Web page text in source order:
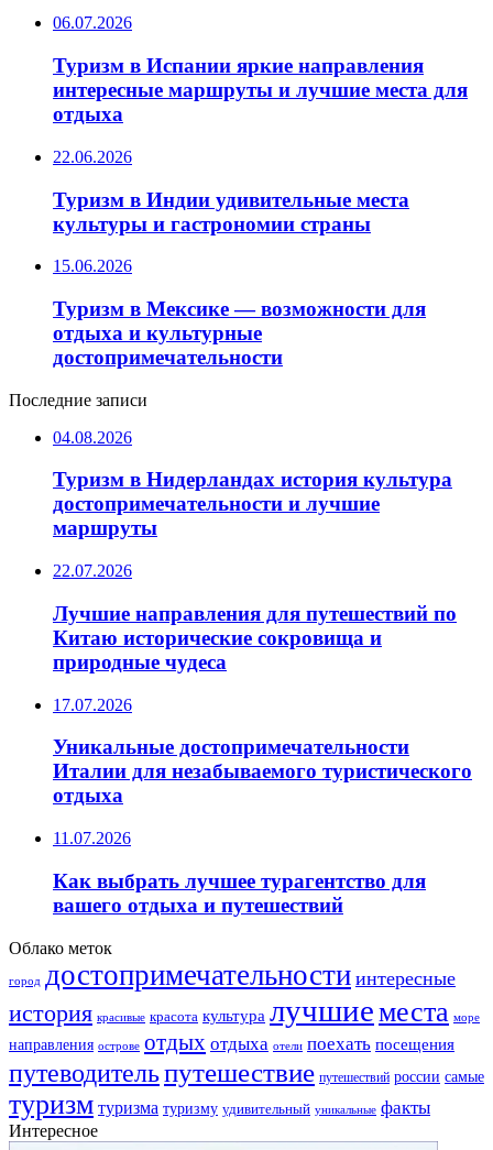
06.07.2026
Туризм в Испании яркие направления
интересные маршруты и лучшие места для
отдыха
22.06.2026
Туризм в Индии удивительные места
культуры и гастрономии страны
15.06.2026
Туризм в Мексике — возможности для
отдыха и культурные
достопримечательности
Последние записи
04.08.2026
Туризм в Нидерландах история культура
достопримечательности и лучшие
маршруты
22.07.2026
Лучшие направления для путешествий по
Китаю исторические сокровища и
природные чудеса
17.07.2026
Уникальные достопримечательности
Италии для незабываемого туристического
отдыха
11.07.2026
Как выбрать лучшее турагентство для
вашего отдыха и путешествий
Облако меток
город достопримечательности интересные
история красивые красота культура лучшиеместа море
направления острове отдых отдыха отели поехать посещения
путеводительпутешествие путешествий россии самые
туризм туризма туризму удивительный уникальные факты
Интересное